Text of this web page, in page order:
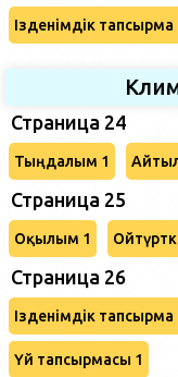
Ізденімдік тапсырма
Страница 24
Тыңдалым 1
Страница 25
Оқылым 1
Страница 26
Ізденімдік тапсырма
Үй тапсырмасы 1